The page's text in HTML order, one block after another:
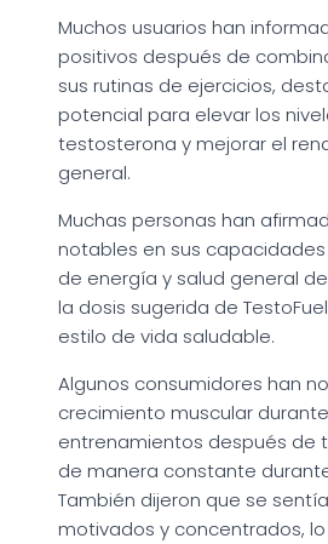
Muchos usuarios han
positivos después de
sus rutinas de ejercicios,
potencial para elevar los
testosterona y mejorar el
general.
Muchas personas han
notables en sus capacidades
de energía y salud general
la dosis sugerida de
estilo de vida saludable.
Algunos consumidores han
crecimiento muscular
entrenamientos después de
de manera constante
También dijeron que se
motivados y concentrados,